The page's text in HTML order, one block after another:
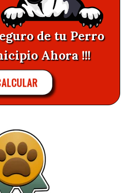
de tu Perro
Ahora !!!